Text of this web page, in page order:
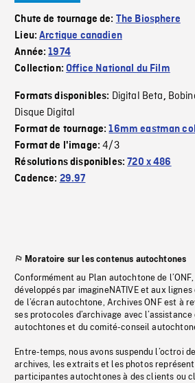
Chute de tournage de: The Biosphere
Lieu:Arctique canadien
Année:1974
Collection:Office National du Film
Formats disponibles: Digital Beta,
Disque Digital
Format de tournage:16mm eastman
Format de l'image:4/3
Résolutions disponibles:720 x 486
Cadence: 29.97
Moratoire sur les contenus autochtones
Conformément au Plan autochtone de
développés par imagineNATIVE et aux
de l’écran autochtone, Archives ONF est à
ses protocoles d’archivage avec
autochtones et du comité-conseil
Entre-temps, nous avons suspendu l’octroi
archives, les extraits et les photos
participantes autochtones à des clients ou